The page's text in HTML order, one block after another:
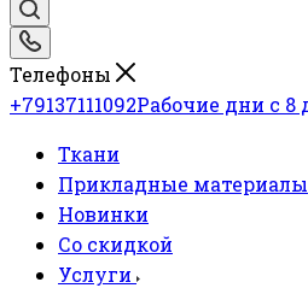
Телефоны
+79137111092Рабочие дни с 8
Ткани
Прикладные материалы
Новинки
Со скидкой
Услуги